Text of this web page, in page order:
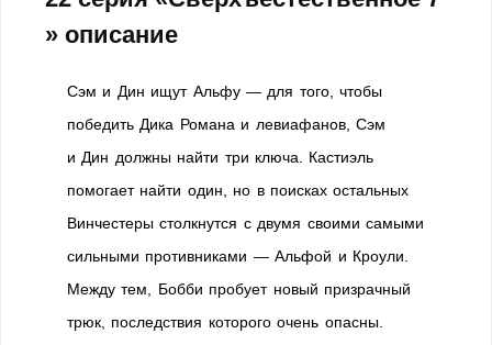
» описание
Сэм и Дин ищут Альфу — для того, чтобы
победить Дика Романа и левиафанов, Сэм
и Дин должны найти три ключа. Кастиэль
помогает найти один, но в поисках остальных
Винчестеры столкнутся с двумя своими самыми
сильными противниками — Альфой и Кроули.
Между тем, Бобби пробует новый призрачный
трюк, последствия которого очень опасны.